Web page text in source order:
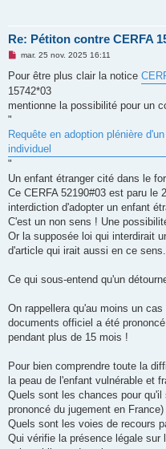
Re: Pétiton contre CERFA
M
s
a
g
e
o
n
l
u
mar. 25 nov. 2025 16:11
Pour être plus clair la notice
15742*03
mentionne la possibilité pour un
"
Requête en adoption plénière
individuel
"
Un enfant étranger cité dans le
Ce CERFA 52190#03 est paru le
interdiction d'adopter un enfant
C'est un non sens ! Une
Or la supposée loi qui interdirait
d'article qui irait aussi en ce sens.
Ce qui sous-entend qu'un
On rappellera qu'au moins un
documents officiel a été
pendant plus de 15 mois !
Pour bien comprendre toute la
la peau de l'enfant vulnérable et
Quels sont les chances pour
prononcé du jugement en
Quels sont les voies de recours
Qui vérifie la présence légale sur